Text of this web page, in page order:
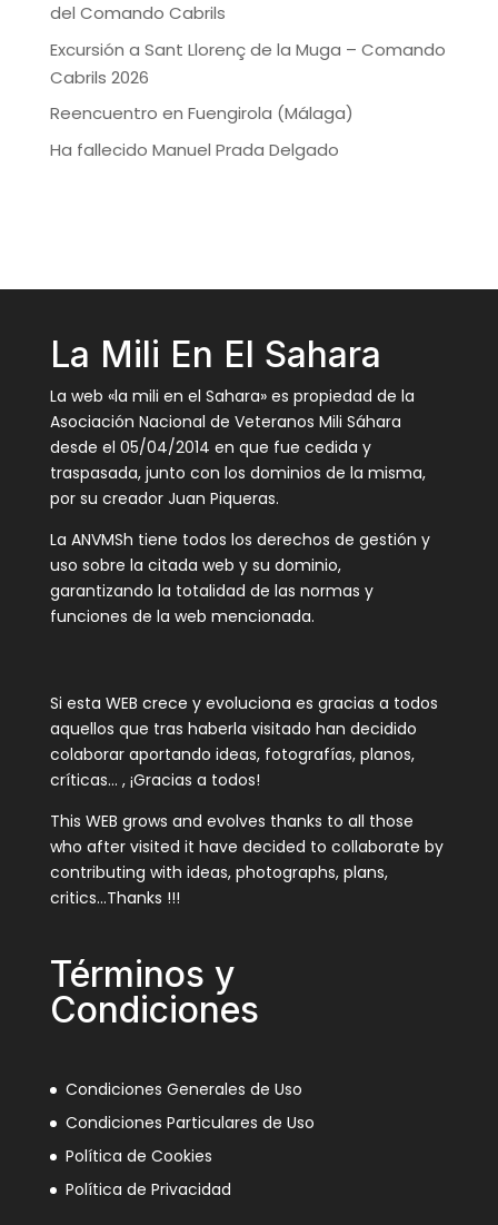
del Comando Cabrils
Excursión a Sant Llorenç de la Muga – Comando
Cabrils 2026
Reencuentro en Fuengirola (Málaga)
Ha fallecido Manuel Prada Delgado
La Mili En El Sahara
La web «la mili en el Sahara» es propiedad de la
Asociación Nacional de Veteranos Mili Sáhara
desde el 05/04/2014 en que fue cedida y
traspasada, junto con los dominios de la misma,
por su creador Juan Piqueras.
La ANVMSh tiene todos los derechos de gestión y
uso sobre la citada web y su dominio,
garantizando la totalidad de las normas y
funciones de la web mencionada.
Si esta WEB crece y evoluciona es gracias a todos
aquellos que tras haberla visitado han decidido
colaborar aportando ideas, fotografías, planos,
críticas… , ¡Gracias a todos!
This WEB grows and evolves thanks to all those
who after visited it have decided to collaborate by
contributing with ideas, photographs, plans,
critics…Thanks !!!
Términos y
Condiciones
Condiciones Generales de Uso
Condiciones Particulares de Uso
Política de Cookies
Política de Privacidad